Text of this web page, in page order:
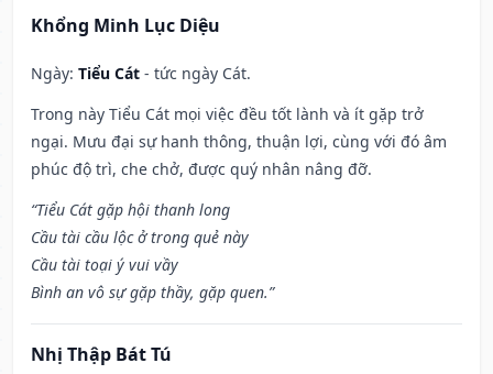
Khổng Minh Lục Diệu
Ngày: Tiểu Cát - tức ngày Cát.
Trong này Tiểu Cát mọi việc đều tốt lành và ít gặp trở
ngại. Mưu đại sự hanh thông, thuận lợi, cùng với đó âm
phúc độ trì, che chở, được quý nhân nâng đỡ.
“Tiểu Cát gặp hội thanh long
Cầu tài cầu lộc ở trong quẻ này
Cầu tài toại ý vui vầy
Bình an vô sự gặp thầy, gặp quen.”
Nhị Thập Bát Tú